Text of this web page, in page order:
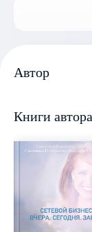
Автор
Книги автора